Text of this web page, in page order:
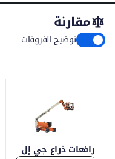
مقارنة
توضيح الفروقات
رافعات ذراع جي إل